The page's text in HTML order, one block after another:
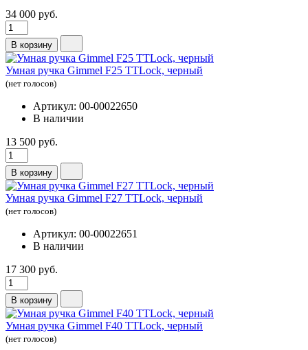
34 000 руб.
В корзину
Умная ручка Gimmel F25 TTLock, черный
(нет голосов)
Артикул: 00-00022650
В наличии
13 500 руб.
В корзину
Умная ручка Gimmel F27 TTLock, черный
(нет голосов)
Артикул: 00-00022651
В наличии
17 300 руб.
В корзину
Умная ручка Gimmel F40 TTLock, черный
(нет голосов)